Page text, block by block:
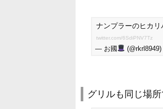
ナンプラーのヒカ
twitter.com/6SdiPNV7Tz
— お國 (@rkrl8949)
グリルも同じ場